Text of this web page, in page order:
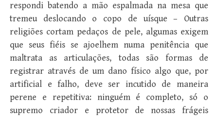
respondi batendo a mão espalmada na mesa que
tremeu deslocando o copo de uísque – Outras
religiões cortam pedaços de pele, algumas exigem
que seus fiéis se ajoelhem numa penitência que
maltrata as articulações, todas são formas de
registrar através de um dano físico algo que, por
artificial e falho, deve ser incutido de maneira
perene e repetitiva: ninguém é completo, só o
supremo criador e protetor de nossas frágeis